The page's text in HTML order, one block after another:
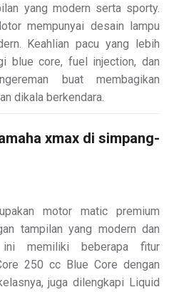
yang modern serta sporty.
mempunyai desain lampu
Keahlian pacu yang lebih
blue core, fuel injection, dan
buat membagikan
dikala berkendara.
xmax di simpang-
motor matic premium
tampilan yang modern dan
ini memiliki beberapa fitur
250 cc Blue Core dengan
juga dilengkapi Liquid